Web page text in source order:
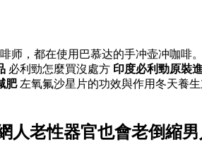
，都在使用巴慕达的手冲壶冲咖啡
必利勁怎麼買沒處方 印度必利勁原裝
肥左氧氟沙星片的功效與作用冬天養
老性器官也會老倒縮